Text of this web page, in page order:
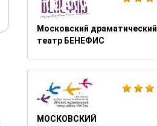
Московский драматический
театр БЕНЕФИС
МОСКОВСКИЙ